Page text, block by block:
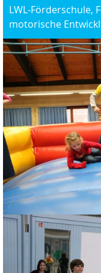
LWL-Förderschule,
motorische